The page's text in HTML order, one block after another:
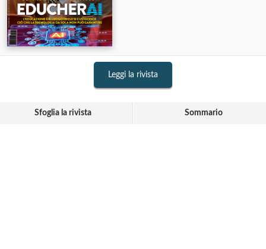
Leggi la rivista
Sfoglia la rivista Sommario